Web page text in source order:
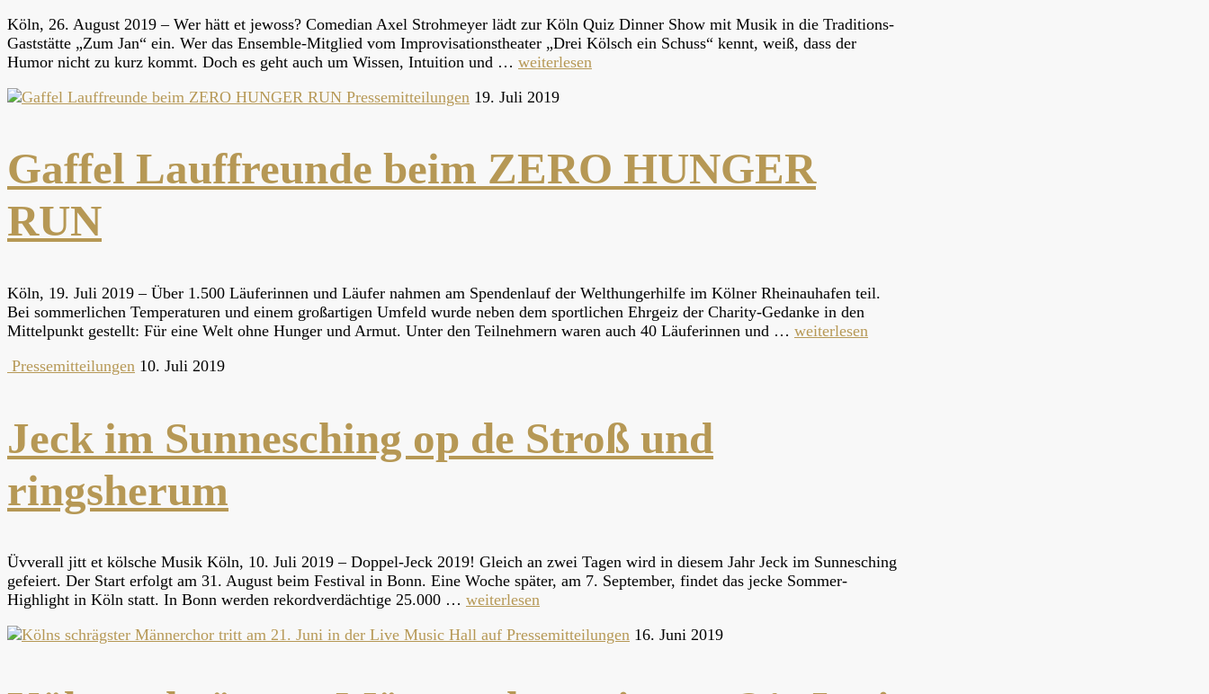
Köln, 26. August 2019 – Wer hätt et jewoss? Comedian Axel Strohmeyer lädt zur Köln Quiz Dinner Show mit Musik in die Traditions-
Gaststätte „Zum Jan“ ein. Wer das Ensemble-Mitglied vom Improvisationstheater „Drei Kölsch ein Schuss“ kennt, weiß, dass der
Humor nicht zu kurz kommt. Doch es geht auch um Wissen, Intuition und … weiterlesen
Pressemitteilungen 19. Juli 2019
Gaffel Lauffreunde beim ZERO HUNGER
RUN
Köln, 19. Juli 2019 – Über 1.500 Läuferinnen und Läufer nahmen am Spendenlauf der Welthungerhilfe im Kölner Rheinauhafen teil.
Bei sommerlichen Temperaturen und einem großartigen Umfeld wurde neben dem sportlichen Ehrgeiz der Charity-Gedanke in den
Mittelpunkt gestellt: Für eine Welt ohne Hunger und Armut. Unter den Teilnehmern waren auch 40 Läuferinnen und … weiterlesen
Pressemitteilungen 10. Juli 2019
Jeck im Sunnesching op de Stroß und
ringsherum
Üvverall jitt et kölsche Musik Köln, 10. Juli 2019 – Doppel-Jeck 2019! Gleich an zwei Tagen wird in diesem Jahr Jeck im Sunnesching
gefeiert. Der Start erfolgt am 31. August beim Festival in Bonn. Eine Woche später, am 7. September, findet das jecke Sommer-
Highlight in Köln statt. In Bonn werden rekordverdächtige 25.000 … weiterlesen
Pressemitteilungen 16. Juni 2019